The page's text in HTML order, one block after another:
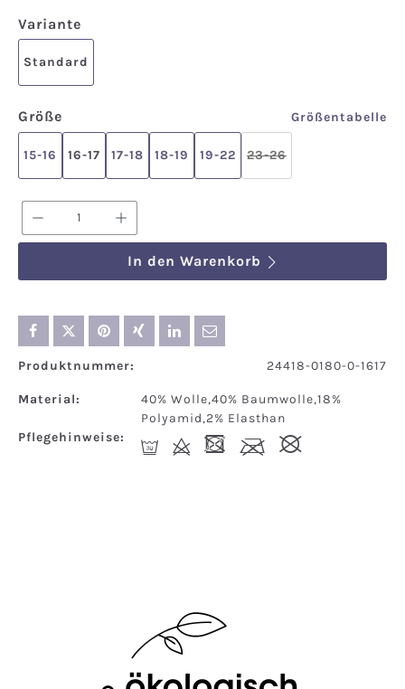
Variante
Standard
Größe Größentabelle
15-16 16-17 17-18 18-19 19-22 23-26
Produkt Anzahl: Gib den
In den Warenkorb
Produktnummer: 24418-0180-0-1617
Material:
40% Wolle,40% Baumwolle,18%
Polyamid,2% Elasthan
Pflegehinweise:
R d - l #